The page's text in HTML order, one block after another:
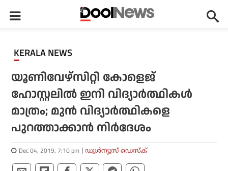
KERALA NEWS
യൂണിവേഴ്‌സിറ്റി കോളെജ്
ഹോസ്റ്റലില്‍ ഇനി വിദ്യാര്‍ത്ഥികള്‍
മാത്രം; മുന്‍ വിദ്യാര്‍ത്ഥികളെ
പുറത്താക്കാന്‍ നിര്‍ദേശം
Dec 04, 2019, 7:10 pm ഡൂള്‍ന്യൂസ് ഡെസ്‌ക്